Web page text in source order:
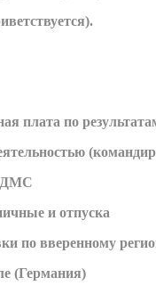
плата по
ДМС
и отпуска
по вверенному
(Германия)